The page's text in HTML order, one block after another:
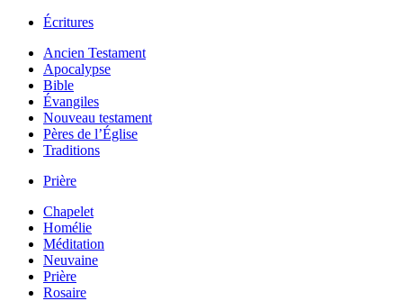
Écritures
Ancien Testament
Apocalypse
Bible
Évangiles
Nouveau testament
Pères de l’Église
Traditions
Prière
Chapelet
Homélie
Méditation
Neuvaine
Prière
Rosaire